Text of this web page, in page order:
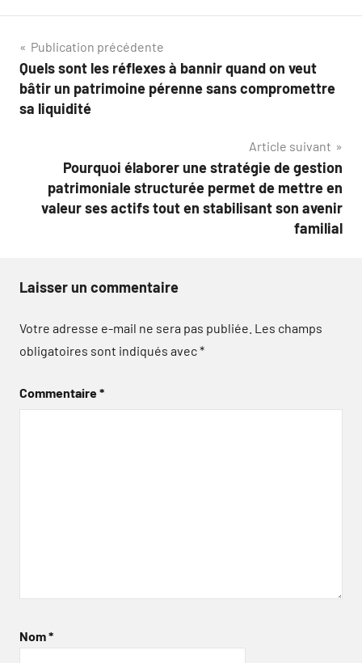
Navigation
de
l’article
Publication précédente
Quels sont les réflexes à bannir quand on veut
bâtir un patrimoine pérenne sans compromettre
sa liquidité
Article suivant
Pourquoi élaborer une stratégie de gestion
patrimoniale structurée permet de mettre en
valeur ses actifs tout en stabilisant son avenir
familial
Laisser un commentaire
Votre adresse e-mail ne sera pas publiée. Les champs
obligatoires sont indiqués avec*
Commentaire*
Nom*